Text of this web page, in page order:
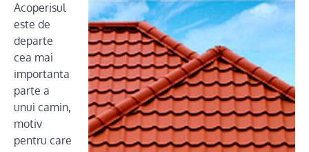
Acoperisul
este de
departe
cea mai
importanta
parte a
unui camin,
motiv
pentru care